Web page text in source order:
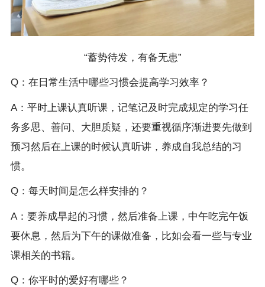
“蓄势待发，有备无患”
Q：在日常生活中哪些习惯会提高学习效率？
A：平时上课认真听课，记笔记及时完成规定的学习任
务多思、善问、大胆质疑，还要重视循序渐进要先做到
预习然后在上课的时候认真听讲，养成自我总结的习
惯。
Q：每天时间是怎么样安排的？
A：要养成早起的习惯，然后准备上课，中午吃完午饭
要休息，然后为下午的课做准备，比如会看一些与专业
课相关的书籍。
Q：你平时的爱好有哪些？